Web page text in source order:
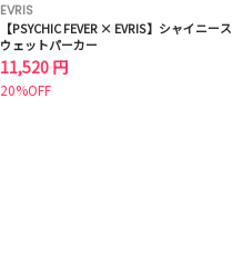
EVRIS
【PSYCHIC FEVER × EVRIS】シャイニース
ウェットパーカー
11,520 円
20%OFF